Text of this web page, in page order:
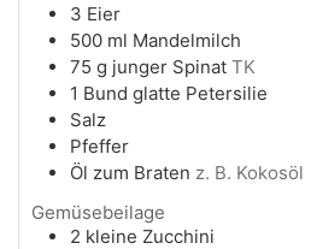
3 Eier
500 ml Mandelmilch
75 g junger Spinat TK
1 Bund glatte Petersilie
Salz
Pfeffer
Öl zum Braten z. B. Kokosöl
Gemüsebeilage
2 kleine Zucchini